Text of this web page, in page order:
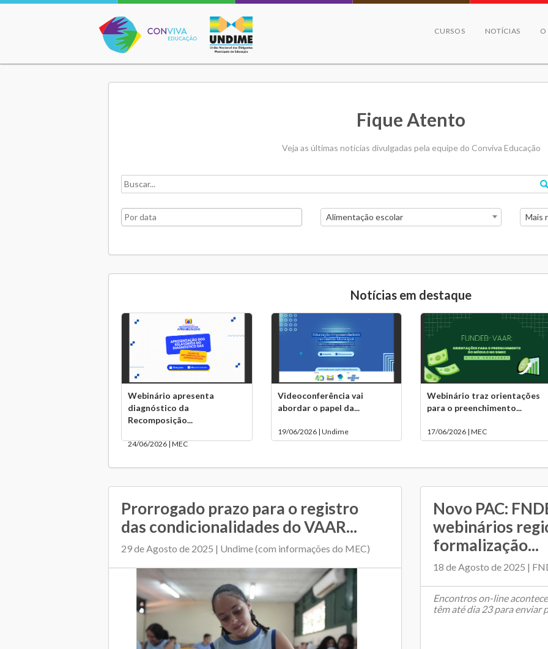
Conviva Educação
CURSOS NOTÍCIAS O
Fique Atento
Veja as últimas notícias divulgadas pela equipe do Conviva Educação
Alimentação escolar Mais
Notícias em destaque
Webinário apresenta
diagnóstico da
Recomposição...
24/06/2026 | MEC
Videoconferência vai
abordar o papel da...
19/06/2026 | Undime
Webinário traz orientações
para o preenchimento...
17/06/2026 | MEC
Prorrogado prazo para o registro
das condicionalidades do VAAR...
29 de Agosto de 2025 | Undime (com informações do MEC)
Novo PAC:
webinários
formalização...
18 de Agosto de 2025 |
Encontros on-line
têm até dia 23 para enviar